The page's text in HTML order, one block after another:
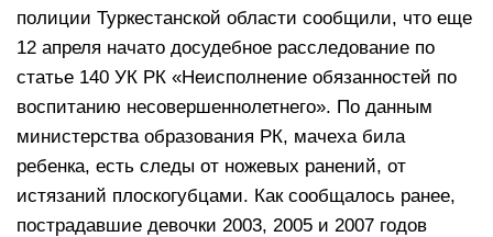
полиции Туркестанской области сообщили, что еще
12 апреля начато досудебное расследование по
статье 140 УК РК «Неисполнение обязанностей по
воспитанию несовершеннолетнего». По данным
министерства образования РК, мачеха била
ребенка, есть следы от ножевых ранений, от
истязаний плоскогубцами. Как сообщалось ранее,
пострадавшие девочки 2003, 2005 и 2007 годов